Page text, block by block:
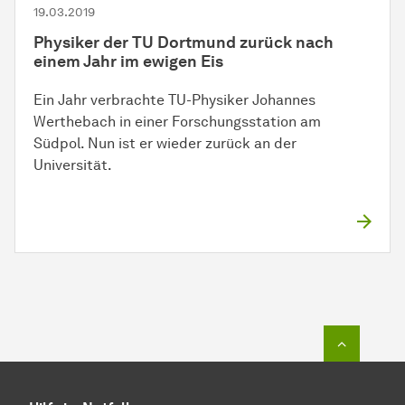
19.03.2019
Physiker der TU Dortmund zurück nach
einem Jahr im ewigen Eis
Ein Jahr verbrachte TU-Physiker Johannes
Werthebach in einer Forschungsstation am
Südpol. Nun ist er wieder zurück an der
Universität.